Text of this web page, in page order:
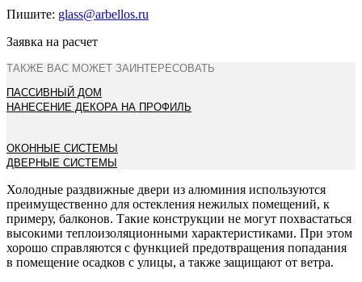
Пишите: glass@arbellos.ru
Заявка на расчет
ТАКЖЕ ВАС МОЖЕТ ЗАИНТЕРЕСОВАТЬ
ПАССИВНЫЙ ДОМ
НАНЕСЕНИЕ ДЕКОРА НА ПРОФИЛЬ
ОКОННЫЕ СИСТЕМЫ
ДВЕРНЫЕ СИСТЕМЫ
Холодные раздвижные двери из алюминия используются
преимущественно для остекления нежилых помещений, к
примеру, балконов. Такие конструкции не могут похвастаться
высокими теплоизоляционными характеристиками. При этом
хорошо справляются с функцией предотвращения попадания
в помещение осадков с улицы, а также защищают от ветра.